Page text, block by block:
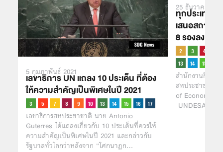
5 กุมภาพันธ์ 2021
เลขาธิการ UN แถลง 10 ประเด็น ที่ต้อง
ให้ความสำคัญเป็นพิเศษในปี 2021
เลขาธิการสหประชาชาติ นาย Antonio
Guterres ได้แถลงเกี่ยวกับ 10 ประเด็นที่ควรให้
ความสำคัญเป็นพิเศษในปี 2021 และกล่าวกับ
รัฐบาลทั่วโลกว่าหลังจาก “โศกนาฏก…
25 ธันวาคม
ทุกประเทศที่
เสนอสถานก
8 รองลงมาคื
สำนักงานกิจกา
สหประชาชาติ
of Economic
UNDESA) เผ